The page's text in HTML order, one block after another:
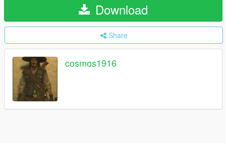
Download
Share
cosmos1916